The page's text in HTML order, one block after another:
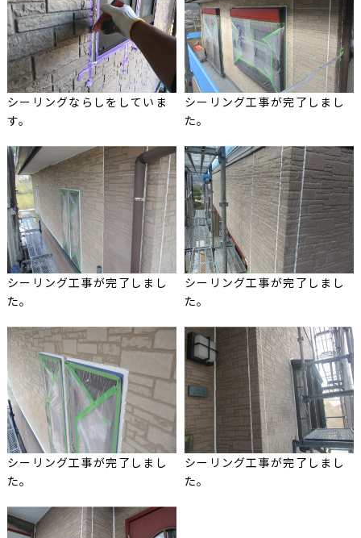
シーリングならしをしていま
す。
シーリング工事が完了しまし
た。
シーリング工事が完了しまし
た。
シーリング工事が完了しまし
た。
シーリング工事が完了しまし
た。
シーリング工事が完了しまし
た。